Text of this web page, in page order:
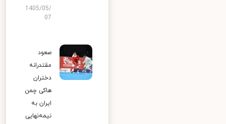
1405/05/
07
صعود
مقتدرانه
دختران
هاکی چمن
ایران به
نیمه‌نهایی